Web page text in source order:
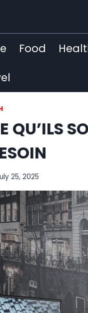
Food
QU’ILS
25, 2025